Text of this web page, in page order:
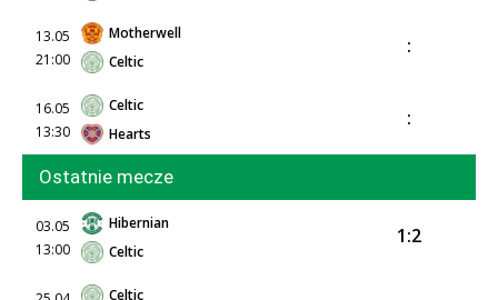
13.05
21:00
Motherwell
Celtic
:
16.05
13:30
Celtic
Hearts
:
Ostatnie mecze
03.05
13:00
Hibernian
Celtic
1:2
Celtic